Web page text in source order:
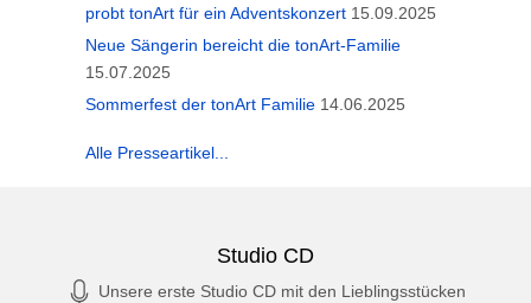
probt tonArt für ein Adventskonzert 15.09.2025
Neue Sängerin bereicht die tonArt-Familie
15.07.2025
Sommerfest der tonArt Familie 14.06.2025
Alle Presseartikel...
Studio CD
Unsere erste Studio CD mit den Lieblingsstücken